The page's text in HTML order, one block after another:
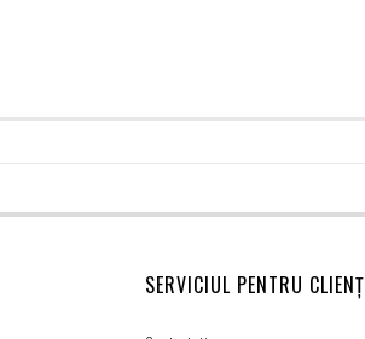
SERVICIUL PENTRU